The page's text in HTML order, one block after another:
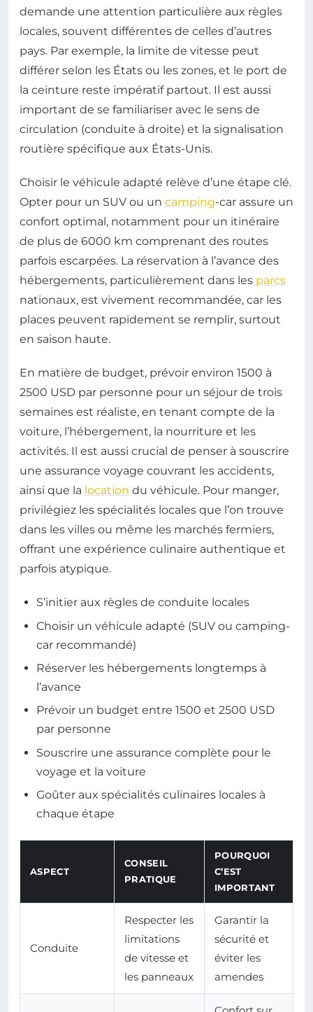
demande une attention particulière aux règles
locales, souvent différentes de celles d’autres
pays. Par exemple, la limite de vitesse peut
différer selon les États ou les zones, et le port de
la ceinture reste impératif partout. Il est aussi
important de se familiariser avec le sens de
circulation (conduite à droite) et la signalisation
routière spécifique aux États-Unis.
Choisir le véhicule adapté relève d’une étape clé.
Opter pour un SUV ou un camping-car assure un
confort optimal, notamment pour un itinéraire
de plus de 6000 km comprenant des routes
parfois escarpées. La réservation à l’avance des
hébergements, particulièrement dans les parcs
nationaux, est vivement recommandée, car les
places peuvent rapidement se remplir, surtout
en saison haute.
En matière de budget, prévoir environ 1500 à
2500 USD par personne pour un séjour de trois
semaines est réaliste, en tenant compte de la
voiture, l’hébergement, la nourriture et les
activités. Il est aussi crucial de penser à souscrire
une assurance voyage couvrant les accidents,
ainsi que la location du véhicule. Pour manger,
privilégiez les spécialités locales que l’on trouve
dans les villes ou même les marchés fermiers,
offrant une expérience culinaire authentique et
parfois atypique.
S’initier aux règles de conduite locales
Choisir un véhicule adapté (SUV ou camping-
car recommandé)
Réserver les hébergements longtemps à
l’avance
Prévoir un budget entre 1500 et 2500 USD
par personne
Souscrire une assurance complète pour le
voyage et la voiture
Goûter aux spécialités culinaires locales à
chaque étape
ASPECT
CONSEIL
PRATIQUE
POURQUOI
C’EST
IMPORTANT
Conduite
Respecter les
limitations
de vitesse et
les panneaux
Garantir la
sécurité et
éviter les
amendes